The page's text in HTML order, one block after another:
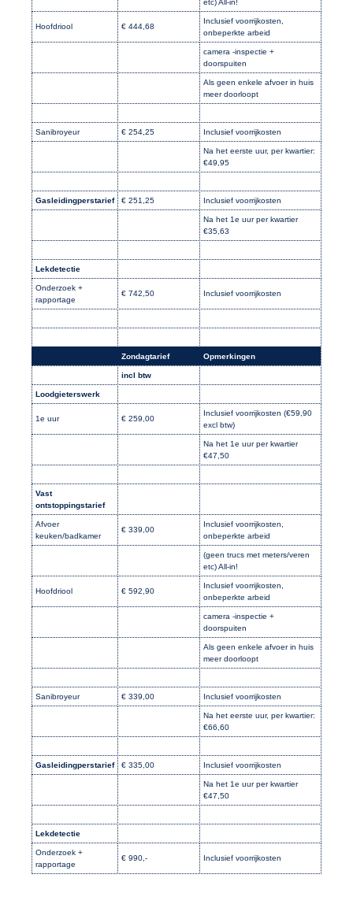
etc) All-in!
Hoofdriool € 444,68
Inclusief voorrijkosten,
onbeperkte arbeid
camera -inspectie +
doorspuiten
Als geen enkele afvoer in huis
meer doorloopt
Sanibroyeur € 254,25 Inclusief voorrijkosten
Na het eerste uur, per kwartier:
€49,95
Gasleidingperstarief € 251,25 Inclusief voorrijkosten
Na het 1e uur per kwartier
€35,63
Lekdetectie
Onderzoek +
rapportage
€ 742,50 Inclusief voorrijkosten
Zondagtarief Opmerkingen
incl btw
Loodgieterswerk
1e uur € 259,00
Inclusief voorrijkosten (€59,90
excl btw)
Na het 1e uur per kwartier
€47,50
Vast
ontstoppingstarief
Afvoer
keuken/badkamer
€ 339,00
Inclusief voorrijkosten,
onbeperkte arbeid
(geen trucs met meters/veren
etc) All-in!
Hoofdriool € 592,90
Inclusief voorrijkosten,
onbeperkte arbeid
camera -inspectie +
doorspuiten
Als geen enkele afvoer in huis
meer doorloopt
Sanibroyeur € 339,00 Inclusief voorrijkosten
Na het eerste uur, per kwartier:
€66,60
Gasleidingperstarief € 335,00 Inclusief voorrijkosten
Na het 1e uur per kwartier
€47,50
Lekdetectie
Onderzoek +
rapportage
€ 990,- Inclusief voorrijkosten